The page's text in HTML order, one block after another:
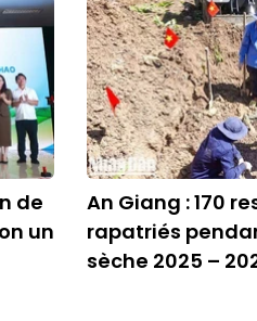
de
un
An Giang : 170
rapatriés
sèche 2025 –